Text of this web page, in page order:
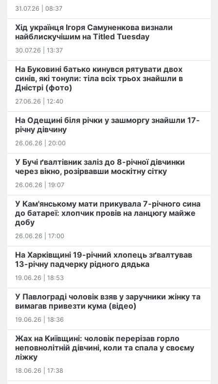
31.07.26 | 08:37
Хід українця Ігоря Самуненкова визнали
найблискучішим на Titled Tuesday
30.07.26 | 13:37
На Буковині батько кинувся рятувати двох
синів, які тонули: тіла всіх трьох знайшли в
Дністрі (фото)
27.06.26 | 12:40
На Одещині біля річки у зашморгу знайшли 17-
річну дівчину
26.06.26 | 20:00
У Бучі ґвалтівник заліз до 8-річної дівчинки
через вікно, розірвавши москітну сітку
26.06.26 | 19:07
У Кам'янському мати прикувала 7-річного сина
до батареї: хлопчик провів на ланцюгу майже
добу
26.06.26 | 17:00
На Харківщині 19-річний хлопець​ ️зґвалтував
13-річну падчерку рідного дядька
19.06.26 | 18:53
У Павлограді чоловік взяв у заручники жінку та
вимагав привезти кума (відео)
19.06.26 | 18:36
Жах на Київщині: чоловік перерізав горло
неповнолітній дівчині, коли та спала у своєму
ліжку
18.06.26 | 17:38